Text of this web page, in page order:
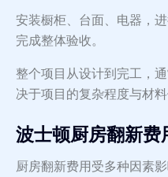
安装橱柜、台面、电器，
完成整体验收。
整个项目从设计到完工，
决于项目的复杂程度与材料
波士顿厨房翻新费
厨房翻新费用受多种因素